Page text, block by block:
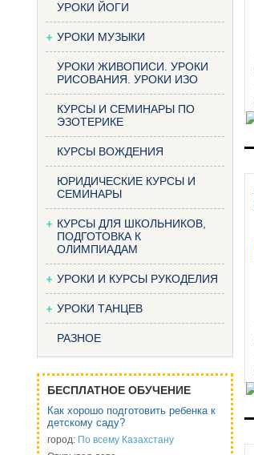
УРОКИ ЙОГИ
УРОКИ МУЗЫКИ
УРОКИ ЖИВОПИСИ. УРОКИ
РИСОВАНИЯ. УРОКИ ИЗО
КУРСЫ И СЕМИНАРЫ ПО
ЭЗОТЕРИКЕ
КУРСЫ ВОЖДЕНИЯ
ЮРИДИЧЕСКИЕ КУРСЫ И
СЕМИНАРЫ
КУРСЫ ДЛЯ ШКОЛЬНИКОВ,
ПОДГОТОВКА К
ОЛИМПИАДАМ
УРОКИ И КУРСЫ РУКОДЕЛИЯ
УРОКИ ТАНЦЕВ
РАЗНОЕ
БЕСПЛАТНОЕ ОБУЧЕНИЕ
Как хорошо подготовить ребенка к
детскому саду?
город: По всему Казахстану